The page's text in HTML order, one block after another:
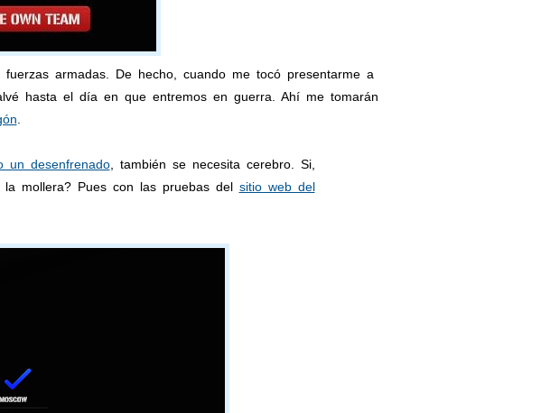
fuerzas armadas. De hecho, cuando me tocó presentarme a
hasta el día en que entremos en guerra. Ahí me tomarán
un desenfrenado, también se necesita cerebro. Si,
mollera? Pues con las pruebas del sitio web del